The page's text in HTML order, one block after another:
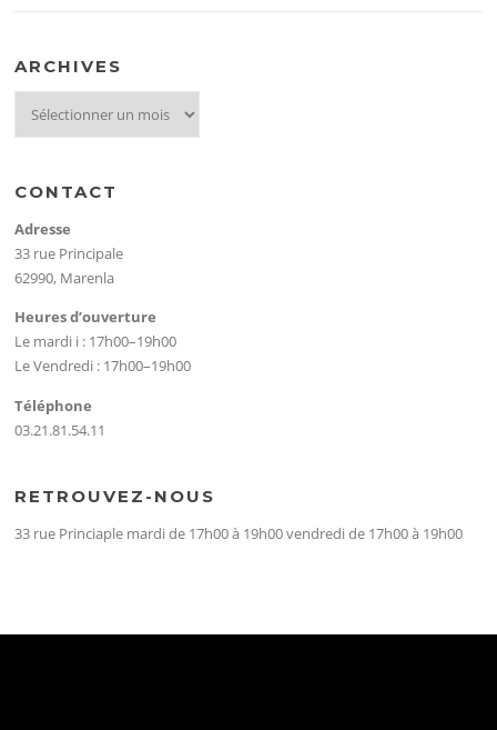
ARCHIVES
CONTACT
Adresse
33 rue Principale
62990, Marenla
Heures d’ouverture
Le mardi i : 17h00–19h00
Le Vendredi : 17h00–19h00
Téléphone
03.21.81.54.11
RETROUVEZ-NOUS
33 rue Princiaple mardi de 17h00 à 19h00 vendredi de 17h00 à 19h00